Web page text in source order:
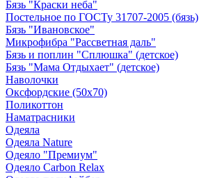
Бязь "Краски неба"
Постельное по ГОСТу 31707-2005 (бязь)
Бязь "Ивановское"
Микрофибра "Рассветная даль"
Бязь и поплин "Сплюшка" (детское)
Бязь "Мама Отдыхает" (детское)
Наволочки
Оксфордские (50х70)
Поликоттон
Наматрасники
Одеяла
Одеяла Nature
Одеяло "Премиум"
Одеяло Carbon Relax